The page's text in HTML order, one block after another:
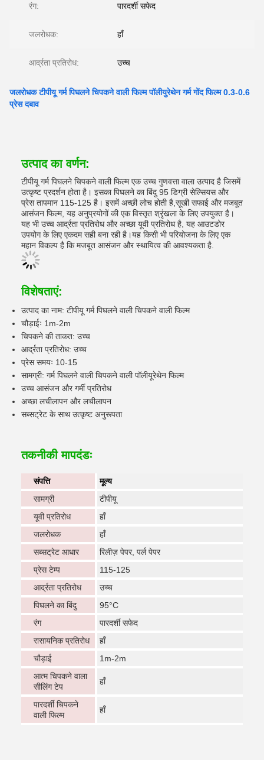
रंग: पारदर्शी सफेद
जलरोधक: हाँ
आर्द्रता प्रतिरोध: उच्च
जलरोधक टीपीयू गर्म पिघलने चिपकने वाली फिल्म पॉलीयुरेथेन गर्म गोंद फिल्म 0.3-0.6
प्रेस दबाव
उत्पाद का वर्णन:
टीपीयू गर्म पिघलने चिपकने वाली फिल्म एक उच्च गुणवत्ता वाला उत्पाद है जिसमें
उत्कृष्ट प्रदर्शन होता है। इसका पिघलने का बिंदु 95 डिग्री सेल्सियस और
प्रेस तापमान 115-125 है। इसमें अच्छी लोच होती है,सूखी सफाई और मजबूत
आसंजन फिल्म, यह अनुप्रयोगों की एक विस्तृत श्रृंखला के लिए उपयुक्त है।
यह भी उच्च आर्द्रता प्रतिरोध और अच्छा यूवी प्रतिरोध है, यह आउटडोर
उपयोग के लिए एकदम सही बना रही है।यह किसी भी परियोजना के लिए एक
महान विकल्प है कि मजबूत आसंजन और स्थायित्व की आवश्यकता है.
विशेषताएं:
उत्पाद का नाम: टीपीयू गर्म पिघलने वाली चिपकने वाली फिल्म
चौड़ाईः 1m-2m
चिपकने की ताकत: उच्च
आर्द्रता प्रतिरोध: उच्च
प्रेस समयः 10-15
सामग्री: गर्म पिघलने वाली चिपकने वाली पॉलीयूरेथेन फिल्म
उच्च आसंजन और गर्मी प्रतिरोध
अच्छा लचीलापन और लचीलापन
सब्सट्रेट के साथ उत्कृष्ट अनुरूपता
तकनीकी मापदंडः
संपत्ति
मूल्य
सामग्री
टीपीयू
यूवी प्रतिरोध
हाँ
जलरोधक
हाँ
सब्सट्रेट आधार
रिलीज़ पेपर, पर्ल पेपर
प्रेस टेम्प
115-125
आर्द्रता प्रतिरोध
उच्च
पिघलने का बिंदु
95°C
रंग
पारदर्शी सफेद
रासायनिक प्रतिरोध
हाँ
चौड़ाई
1m-2m
आत्म चिपकने वाला
सीलिंग टेप
हाँ
पारदर्शी चिपकने
वाली फिल्म
हाँ